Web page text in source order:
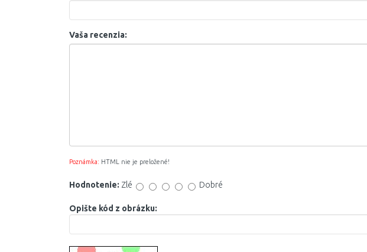
Vaša recenzia:
Poznámka: HTML nie je preložené!
Hodnotenie: Zlé Dobré
Opište kód z obrázku: